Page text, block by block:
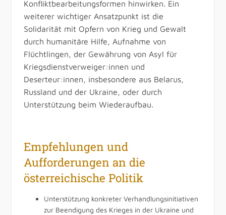
Konfliktbearbeitungsformen hinwirken. Ein
weiterer wichtiger Ansatzpunkt ist die
Solidarität mit Opfern von Krieg und Gewalt
durch humanitäre Hilfe, Aufnahme von
Flüchtlingen, der Gewährung von Asyl für
Kriegsdienstverweiger:innen und
Deserteur:innen, insbesondere aus Belarus,
Russland und der Ukraine, oder durch
Unterstützung beim Wiederaufbau.
Empfehlungen und
Aufforderungen an die
österreichische Politik
Unterstützung konkreter Verhandlungsinitiativen
zur Beendigung des Krieges in der Ukraine und